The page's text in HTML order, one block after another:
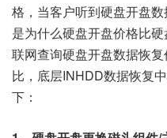
格，当客户听到硬盘开盘
是为什么硬盘开盘价格比
联网查询硬盘开盘数据恢
比，底层INHDD数据恢复
下：